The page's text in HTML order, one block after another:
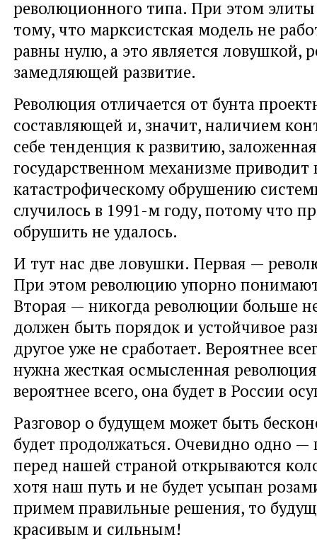
революционного типа. При этом
тому, что марксистская модель не
равны нулю, а это является ловушкой,
замедляющей развитие.
Революция отличается от бунта
составляющей и, значит, наличием
себе тенденция к развитию,
государственном механизме приводит
катастрофическому обрушению
случилось в 1991-м году, потому что
обрушить не удалось.
И тут нас две ловушки. Первая —
При этом революцию упорно
Вторая — никогда революции больше
должен быть порядок и устойчивое
другое уже не сработает. Вероятнее
нужна жесткая осмысленная
вероятнее всего, она будет в России
Разговор о будущем может быть
будет продолжаться. Очевидно одно —
перед нашей страной открываются
хотя наш путь и не будет усыпан
примем правильные решения, то
красивым и сильным!